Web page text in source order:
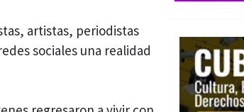
artistas, periodistas
sociales una realidad